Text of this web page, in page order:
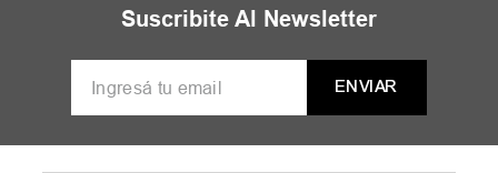
Suscribite Al Newsletter
ENVIAR